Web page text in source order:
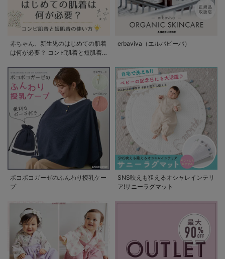
赤ちゃん、新生児のはじめての肌着
は何が必要？ コンビ肌着と短肌着
erbaviva（エルバビーバ）
ポコポコガーゼのふんわり授乳ケー
プ
SNS映えも狙えるオシャレインテリ
ア!サニーラグマット